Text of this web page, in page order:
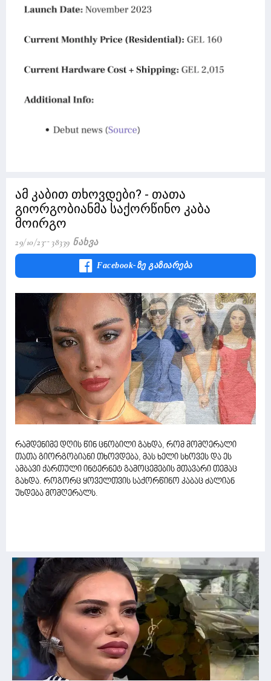
ამ კაბით თხოვდები? - თათა
გიორგობიანმა საქორწინო კაბა
მოირგო
29/10/23 38339 Ნახვა
Facebook-Ზე Გაზიარება
რამდენიმე დღის წინ ცნობილი გახდა, რომ მომღერალი
თათა გიორგობიანი თხოვდება, მას ხელი სხოვეს და ეს
ამბავი ქართული ინტერნეტ გამოცემების მთავარი თემაც
გახდა. როგორც ყოველთვის საქორწინო კაბაც ძალიან
უხდება მომღერალს.